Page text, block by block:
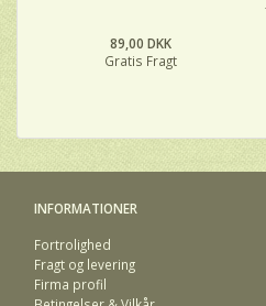
89,00 DKK
Gratis Fragt
INFORMATIONER
Fortrolighed
Fragt og levering
Firma profil